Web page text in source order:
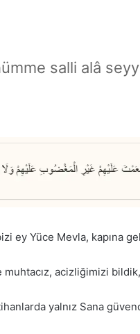
salli alâ
ey Yüce Mevla, kapına
muhtacız, acizliğimizi bildik,
yalnız Sana